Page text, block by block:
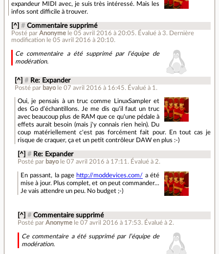
expandeur MIDI avec, je suis très intéressé. Mais les
infos sont difficile à trouver.
[^] # Commentaire supprimé
Posté parAnonyme le 05 avril 2016 à 20:05. Évalué à 3. Dernière
modification le 05 avril 2016 à 20:10.
Ce commentaire a été supprimé par l’équipe de
modération.
[^] # Re: Expander
Posté par bayo le 07 avril 2016 à 16:45. Évalué à 1 .
Oui, je pensais à un truc comme LinuxSampler et
des Go d’échantillons. Je me dis qu'il faut un truc
avec beaucoup plus de RAM que ce qu'une pédale à
effets aurait besoin (mais j'y connais rien hein). Du
coup matériellement c'est pas forcément fait pour. En tout cas je
risque de craquer, ça et un petit contrôleur DAW en plus :-)
[^] # Re: Expander
Posté par bayo le 07 avril 2016 à 17:11 . Évalué à 2.
En passant, la page http://moddevices.com/ a été
mise à jour. Plus complet, et on peut commander…
Je vais attendre un peu. No budget ;-)
[^] # Commentaire supprimé
Posté parAnonyme le 07 avril 2016 à 17:53. Évalué à 2.
Ce commentaire a été supprimé par l’équipe de
modération.